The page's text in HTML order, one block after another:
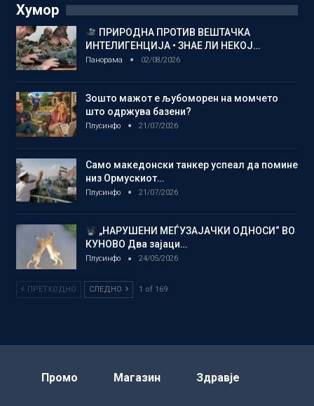
Хумор
ПРИРОДНА ПРОТИВ ВЕШТАЧКА
ИНТЕЛИГЕНЦИЈА • ЗНАЕ ЛИ НЕКОЈ…
Панорама 02/08/2026
Зошто мажот е љубоморен на момчето
што одржува базени?
Плусинфо 21/07/2026
Само македонски танкер успеал да помине
низ Ормускиот…
Плусинфо 21/07/2026
„НАРУШЕНИ МЕЃУЗАЈАЧКИ ОДНОСИ“ ВО
КУНОВО Два зајаци…
Плусинфо 24/05/2026
ПРЕТХОДНО СЛЕДНО 1 of 169
Промо Магазин Здравје